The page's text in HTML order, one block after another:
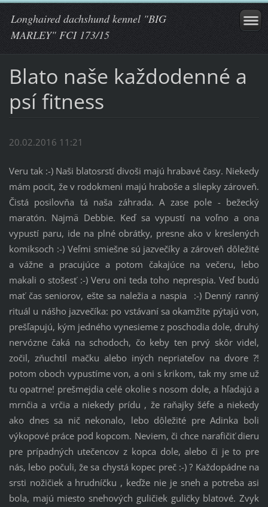
Longhaired dachshund kennel "BIG
MARLEY" FCI 173/15
Blato naše každodenné a
psí fitness
20.02.2016 11:21
Veru tak :-) Naši blatosrstí divoši majú hrabavé časy. Niekedy
mám pocit, že v rodokmeni majú hraboše a sliepky zároveň.
Čistá posilovňa tá naša záhrada. A zase pole - bežecký
maratón. Najmä Debbie. Keď sa vypustí na voľno a ona
vypustí paru, ide na plné obrátky, presne ako v kreslených
komiksoch :-) Veľmi smiešne sú jazvečíky a zároveň dôležité
a vážne a pracujúce a potom čakajúce na večeru, lebo
makali o stošesť :-) Veru oni teda toho neprespia. Veď budú
mať čas seniorov, ešte sa naležia a naspia :-) Denný ranný
rituál u nášho jazvečíka: po vstávaní sa okamžite pýtajú von,
prešľapujú, kým jedného vynesieme z poschodia dole, druhý
nervózne čaká na schodoch, čo keby ten prvý skôr videl,
zočil, zňuchtil mačku alebo iných nepriateľov na dvore ?!
potom oboch vypustíme von, a oni s krikom, tak my sme už
tu opatrne! prešmejdia celé okolie s nosom dole, a hľadajú a
mrnčia a vrčia a niekedy prídu , že raňajky šéfe a niekedy
ako dnes sa nič nekonalo, lebo dôležité pre Adinka boli
výkopové práce pod kopcom. Neviem, či chce narafičiť dieru
pre prípadných utečencov z kopca dole, alebo či je to pre
nás, lebo počuli, že sa chystá kopec preč :-) ? Každopádne na
srsti nožičiek a hrudníčku , keďže nie je sneh a potreba asi
bola, majú miesto snehových guličiek guličky blatové. Zvyk